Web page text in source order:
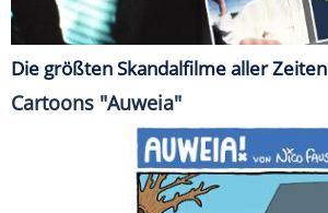
Die größten Skandalfilme aller Zeiten
Cartoons "Auweia"